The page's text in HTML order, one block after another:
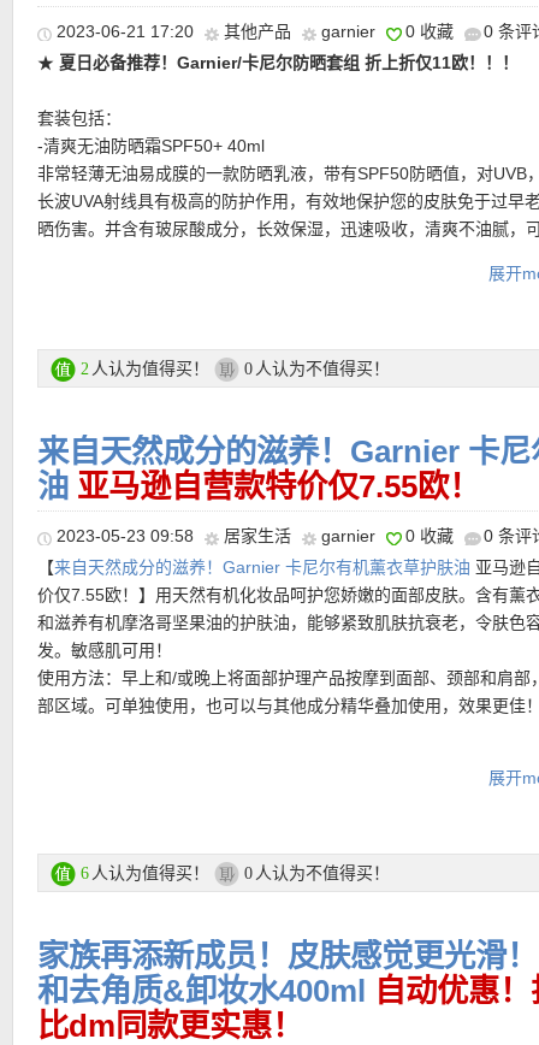
★ 可用折上折优惠码：LFSELAIRE亲测有效！
★ 邮费：全场满30欧德国境内免邮（普通快递），可直邮瑞士、荷
2023-06-21 17:20 其他产品 garnier 0 收藏
0 条评
★ 夏日必备推荐！Garnier/卡尼尔防晒套组 折上折仅11欧！！！
套装包括：
-清爽无油防晒霜SPF50+ 40ml
非常轻薄无油易成膜的一款防晒乳液，带有SPF50防晒值，对UVB
长波UVA射线具有极高的防护作用，有效地保护您的皮肤免于过早
晒伤害。并含有玻尿酸成分，长效保湿，迅速吸收，清爽不油腻，
润。轻盈的配方适用于面部和身体，不会有油腻的残留物，防止紫
购买链接在此
更多Garnier产品 购买链接在此
★ 可用折上折优惠码：LFSELAIRE 亲测有效！
★ 邮费：全场满30欧德国境内免邮（普通快递），可直邮瑞士、荷
展开
2 人认为值得买！ 0 人认为不值得买！
来自天然成分的滋养！Garnier 卡
油 亚马逊自营款特价仅7.55欧！
2023-05-23 09:58 居家生活 garnier 0 收藏
0 条评
【来自天然成分的滋养！Garnier 卡尼尔有机薰衣草护肤油 亚马逊
价仅7.55欧！】用天然有机化妆品呵护您娇嫩的面部皮肤。含有薰
和滋养有机摩洛哥坚果油的护肤油，能够紧致肌肤抗衰老，令肤色
发。敏感肌可用！
使用方法：早上和/或晚上将面部护理产品按摩到面部、颈部和肩部
部区域。可单独使用，也可以与其他成分精华叠加使用，效果更佳
【德国亚马逊中文图文导购教程点此链接】
展开
6 人认为值得买！ 0 人认为不值得买！
家族再添新成员！皮肤感觉更光滑
和去角质&卸妆水400ml 自动优惠
比dm同款更实惠！